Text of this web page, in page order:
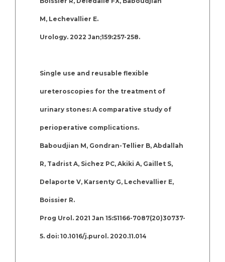
M, Lechevallier E.
Urology. 2022 Jan;159:257-258.
Single use and reusable flexible
ureteroscopies for the treatment of
urinary stones: A comparative study of
perioperative complications.
Baboudjian M, Gondran-Tellier B, Abdallah
R, Tadrist A, Sichez PC, Akiki A, Gaillet S,
Delaporte V, Karsenty G, Lechevallier E,
Boissier R.
Prog Urol. 2021 Jan 15:S1166-7087(20)30737-
5. doi: 10.1016/j.purol. 2020.11.014